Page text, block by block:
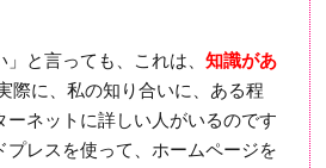
と言っても、これは、 知識があ
際に、私の知り合いに、ある程
ーネットに詳しい人がいるのです
プレスを使って、ホームページを